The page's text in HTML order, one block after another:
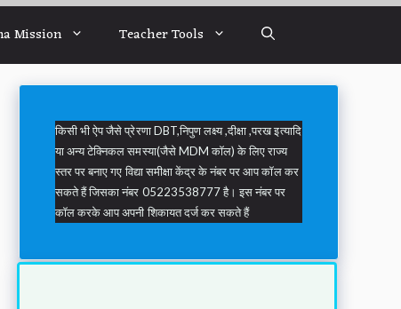
Mission Teacher Tools
किसी भी ऐप जैसे प्रेरणा DBT,निपुण लक्ष्य ,दीक्षा ,परख इत्यादि
या अन्य टेक्निकल समस्या(जैसे MDM कॉल) के लिए राज्य
स्तर पर बनाए गए विद्या समीक्षा केंद्र के नंबर पर आप कॉल कर
सकते हैं जिसका नंबर 05223538777 है। इस नंबर पर
कॉल करके आप अपनी शिकायत दर्ज कर सकते हैं